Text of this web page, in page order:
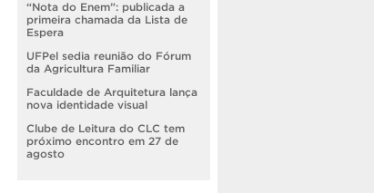
“Nota do Enem”: publicada a
primeira chamada da Lista de
Espera
UFPel sedia reunião do Fórum
da Agricultura Familiar
Faculdade de Arquitetura lança
nova identidade visual
Clube de Leitura do CLC tem
próximo encontro em 27 de
agosto